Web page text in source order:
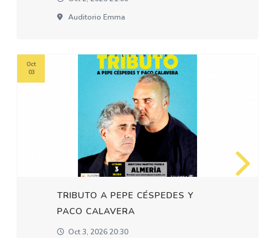
Auditorio Emma
TRIBUTO A PEPE CÉSPEDES Y
PACO CALAVERA
Oct 3, 2026 20:30
Oct
03